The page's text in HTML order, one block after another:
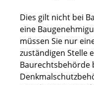
Dies gilt nicht bei
eine
müssen Sie nur
zuständigen Stelle
Baurechtsbehörde